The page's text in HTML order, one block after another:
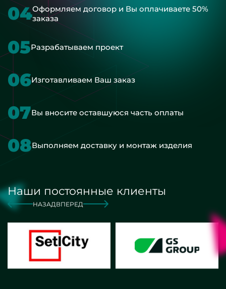
04Оформляем договор и Вы оплачиваете 50%
заказа
05Разрабатываем проект
06Изготавливаем Ваш заказ
07Вы вносите оставшуюся часть оплаты
08Выполняем доставку и монтаж изделия
Наши постоянные клиенты
НАЗАД ВПЕРЕД